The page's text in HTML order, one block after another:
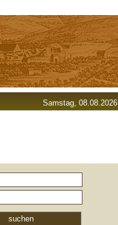
Samstag, 08.08.2026